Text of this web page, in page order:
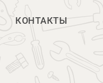
КОНТАКТЫ